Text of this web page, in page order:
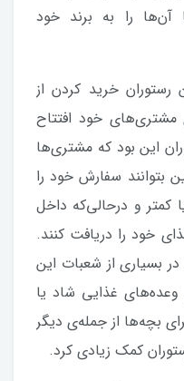
آن‌ها را به برند خود
در سال ۱۹۷۵ اولین رستوران خرید کردن از
مشتری‌های خود افتتاح
این بود که مشتری‌ها
بتوانند سفارش خود را
عرض ۵۰ ثانیه یا کمتر و درحالی‌که داخل
خود را دریافت کنند.
بسیاری از شعبات این
وعده‌های غذایی شاد یا
بچه‌ها از جمله‌ی دیگر
کمک زیادی کرد.